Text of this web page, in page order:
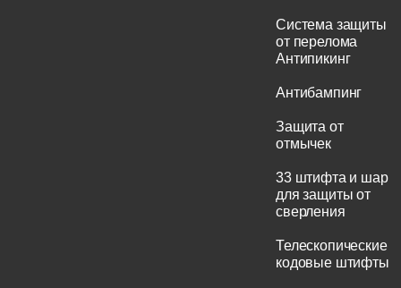
Система защиты
от перелома
Антипикинг
Антибампинг
Защита от
отмычек
33 штифта и шар
для защиты от
сверления
Телескопические
кодовые штифты